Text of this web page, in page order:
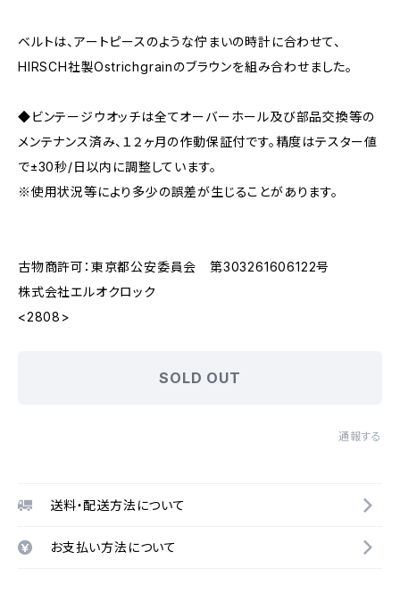
ベルトは、アートピースのような佇まいの時計に合わせて、
HIRSCH社製Ostrichgrainのブラウンを組み合わせました。
◆ビンテージウオッチは全てオーバーホール及び部品交換等の
メンテナンス済み、１２ヶ月の作動保証付です。精度はテスター値
で±30秒/日以内に調整しています。
※使用状況等により多少の誤差が生じることがあります。
古物商許可：東京都公安委員会 第303261606122号
株式会社エルオクロック
<2808>
SOLD OUT
通報する
送料・配送方法について
お支払い方法について